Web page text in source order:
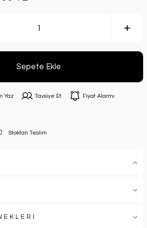
Sepete Ekle
Yaz Tavsiye Et Fiyat Alarmı
Stoktan Teslim